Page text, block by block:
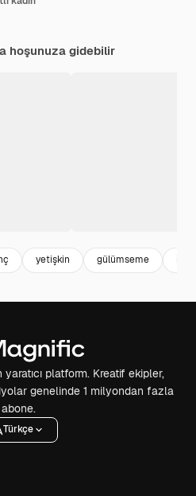
hoşunuza gidebilir
yetişkin gülümseme
platform. Kreatif ekipler,
genelinde 1 milyondan fazla
abone.
Türkçe